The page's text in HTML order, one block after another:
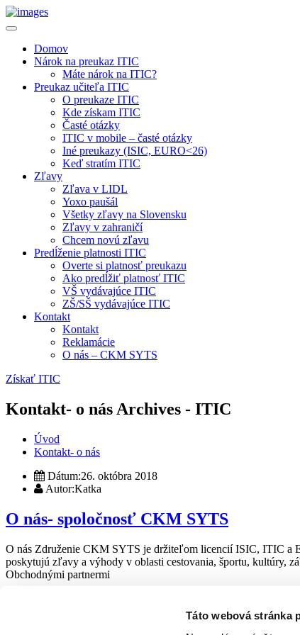
Táto webová stránka
Toggle
navigationDomov
Nárok na preukaz ITIC
Máte nárok na ITIC?
Preukaz učiteľa ITIC
O preukaze ITIC
Kde získam ITIC
Časté otázky
ITIC v mobile – časté otázky
Iné preukazy (ISIC, EURO<26)
Keď stratím ITIC
Zľavy
Zľava v LIDL
Yoxo paušál
Všetky zľavy na Slovensku
Zľavy v zahraničí
Chcem novú zľavu
Predĺženie platnosti ITIC
Overte si platnosť preukazu
Ako predĺžiť platnosť ITIC
VŠ vydávajúce ITIC
ZŠ/SŠ vydávajúce ITIC
Kontakt
Kontakt
Reklamácie
O nás – CKM SYTS
Získať ITIC
Kontakt- o nás Archives - ITIC
Úvod
Kontakt- o nás
Dátum:26. októbra 2018
Autor:Katka
O nás- spoločnosť CKM SYTS
O nás Združenie CKM SYTS je držiteľom licencií ISIC, ITIC a
poskytujú zľavy a výhody v oblasti cestovania, športu, kultúry,
Obchodnými partnermi